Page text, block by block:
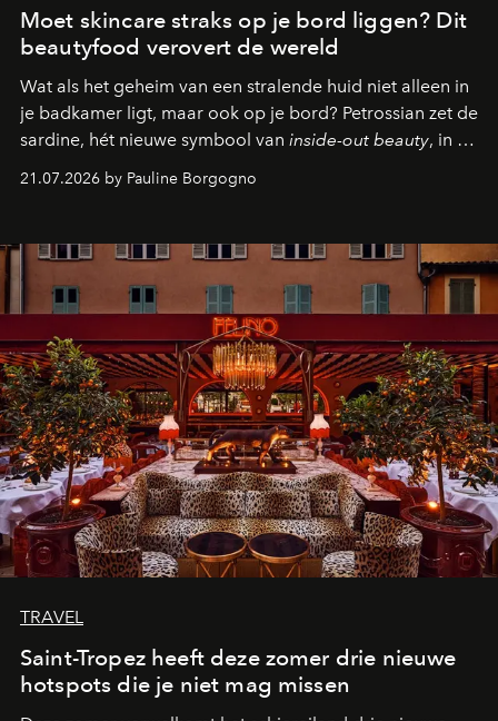
Moet skincare straks op je bord liggen? Dit
beautyfood verovert de wereld
Wat als het geheim van een stralende huid niet alleen in
je badkamer ligt, maar ook op je bord? Petrossian zet de
sardine, hét nieuwe symbool van inside-out beauty, in de
kijker met twee gastronomische creaties.
21.07.2026 by Pauline Borgogno
TRAVEL
Saint-Tropez heeft deze zomer drie nieuwe
hotspots die je niet mag missen